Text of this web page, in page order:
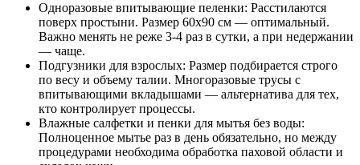
Одноразовые впитывающие пеленки: Расстилаются
поверх простыни. Размер 60х90 см — оптимальный.
Важно менять не реже 3-4 раз в сутки, а при недержании
— чаще.
Подгузники для взрослых: Размер подбирается строго
по весу и объему талии. Многоразовые трусы с
впитывающими вкладышами — альтернатива для тех,
кто контролирует процессы.
Влажные салфетки и пенки для мытья без воды:
Полноценное мытье раз в день обязательно, но между
процедурами необходима обработка паховой области и